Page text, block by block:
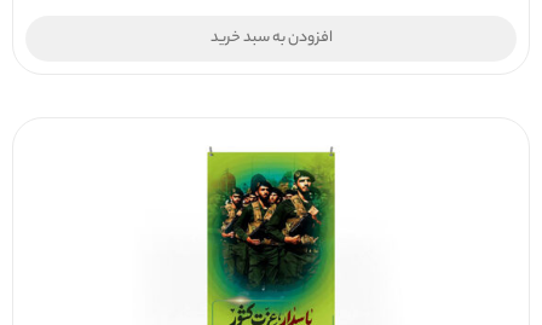
افزودن به سبد خرید